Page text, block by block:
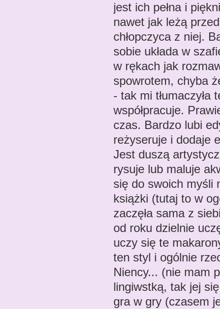
jest ich pełna i
nawet jak leżą
chłopczyca z niej.
sobie układa w
w rękach jak
spowrotem, chyba
- tak mi
współpracuje.
czas. Bardzo lubi
reżyseruje i dodaje
Jest duszą
rysuje lub maluje
się do swoich myśli
książki (tutaj to w
zaczęła sama z
od roku dzielnie
uczy się te
ten styl i ogólnie
Niency... (nie mam
lingiwstką, tak jej
gra w gry (czasem